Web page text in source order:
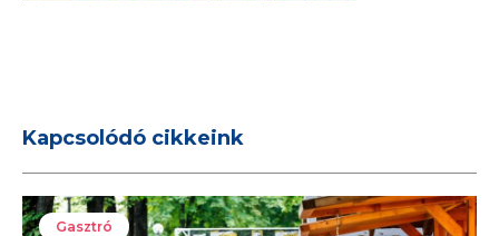
Kapcsolódó cikkeink
Gasztró